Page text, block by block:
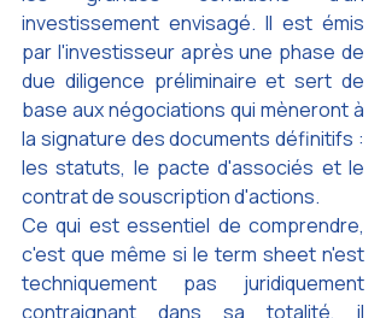
investissement envisagé. Il est émis
par l'investisseur après une phase de
due diligence préliminaire et sert de
base aux négociations qui mèneront à
la signature des documents définitifs :
les statuts, le pacte d'associés et le
contrat de souscription d'actions.
Ce qui est essentiel de comprendre,
c'est que même si le term sheet n'est
techniquement pas juridiquement
contraignant dans sa totalité, il